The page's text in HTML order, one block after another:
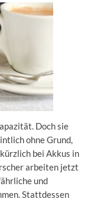
Doch sie
ohne Grund,
bei Akkus in
arbeiten jetzt
und
Stattdessen